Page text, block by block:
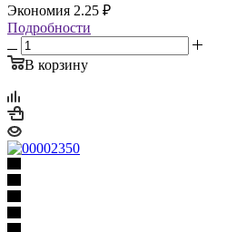
Экономия 2.25 ₽
Подробности
В корзину